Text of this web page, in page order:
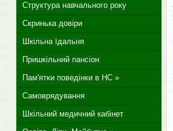
Структура навчального року
Скринька довіри
Шкільна їдальня
Пришкільний пансіон
Пам'ятки поведінки в НС »
Самоврядування
Шкільний медичний кабінет